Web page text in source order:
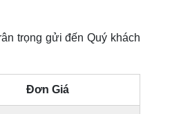
trọng gửi đến Quý khách
Đơn Giá